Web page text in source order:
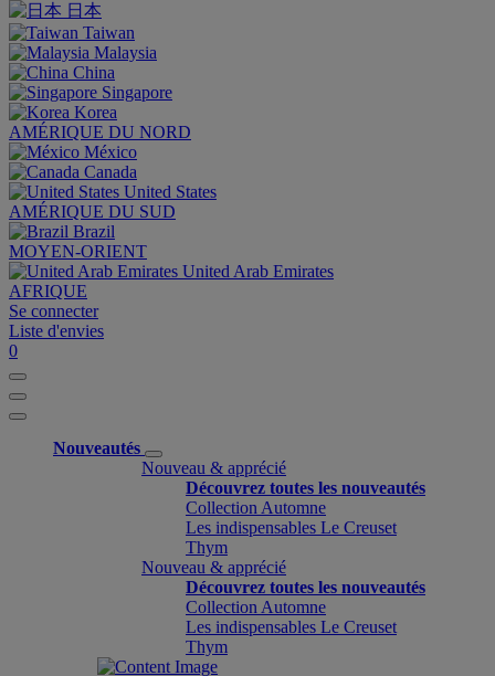
日本
Taiwan
Malaysia
China
Singapore
Korea
AMÉRIQUE DU NORD
México
Canada
United States
AMÉRIQUE DU SUD
Brazil
MOYEN-ORIENT
United Arab Emirates
AFRIQUE
Se connecter
Liste d'envies
0
Nouveautés
Nouveau & apprécié
Découvrez toutes les nouveautés
Collection Automne
Les indispensables Le Creuset
Thym
Nouveau & apprécié
Découvrez toutes les nouveautés
Collection Automne
Les indispensables Le Creuset
Thym